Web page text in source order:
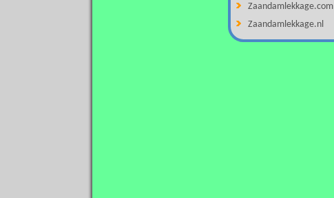
Zaandamlekkage.com
Zaandamlekkage.nl